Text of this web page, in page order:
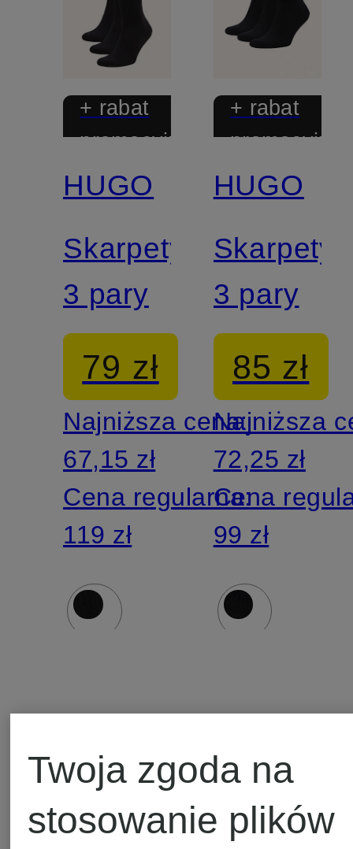
+ rabat
promocyjny
HUGO
Skarpety,
3 pary
79 zł
Najniższa cena:
67,15 zł
Cena regularna:
119 zł
+ rabat
promocyjny
HUGO
Skarpety,
3 pary
85 zł
Najniższa
72,25 zł
Cena
99 zł
Twoja zgoda na
stosowanie plików